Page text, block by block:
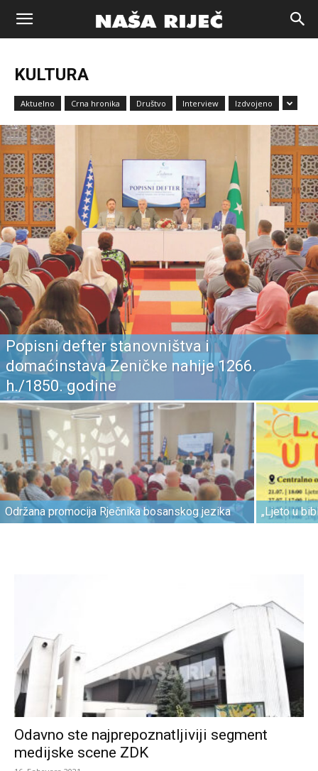
Naša
riječ
Zenica
KULTURA
Aktuelno Crna hronika Društvo Interview Izdvojeno
Popisni defter stanovništva i
domaćinstava Zeničke nahije 1266.
h./1850. godine
Održana promocija Rječnika bosanskog jezika „Ljeto u
Odavno ste najprepoznatljiviji segment
medijske scene ZDK